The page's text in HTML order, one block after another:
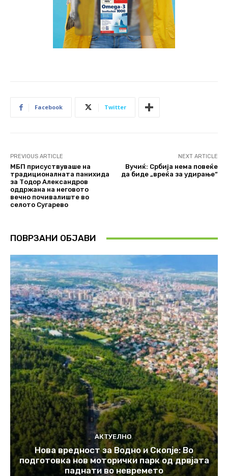
Facebook Twitter
PREVIOUS ARTICLE
МБП присуствуваше на
традиционалната панихида
за Тодор Александров
оддржана на неговото
вечно почивалиште во
селото Сугарево
NEXT ARTICLE
Вучиќ: Србија нема повеќе
да биде „вреќа за удирање“
ПОВРЗАНИ ОБЈАВИ
АКТУЕЛНО
Нова вредност за Водно и Скопје: Во
подготовка нов моторички парк од дрвјата
паднати во невремето